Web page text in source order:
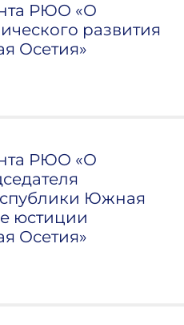
РЮО «О
развития
Осетия»
РЮО «О
Южная
юстиции
Осетия»